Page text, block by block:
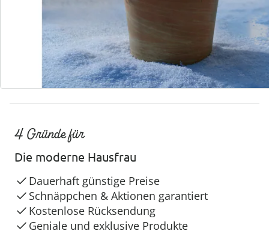
4 Gründe für
Die moderne Hausfrau
Dauerhaft günstige Preise
Schnäppchen & Aktionen garantiert
Kostenlose Rücksendung
Geniale und exklusive Produkte